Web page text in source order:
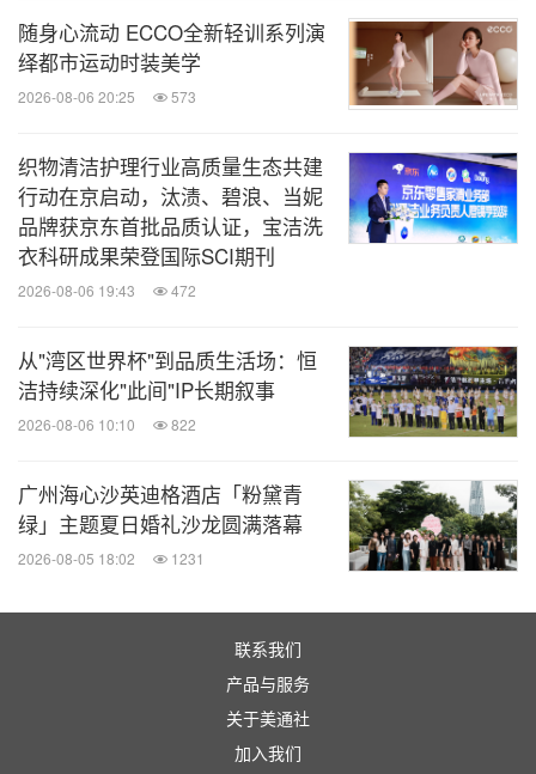
息、企业并购消息。扫描二维码，立即订
阅！
品
零售业
分享到：
随身心流动 ECCO全新轻训系列演
绎都市运动时装美学
2026-08-06 20:25 573
织物清洁护理行业高质量生态共建
行动在京启动，汰渍、碧浪、当妮
品牌获京东首批品质认证，宝洁洗
衣科研成果荣登国际SCI期刊
2026-08-06 19:43 472
从"湾区世界杯"到品质生活场：恒
洁持续深化"此间"IP长期叙事
2026-08-06 10:10 822
广州海心沙英迪格酒店「粉黛青
绿」主题夏日婚礼沙龙圆满落幕
2026-08-05 18:02 1231
联系我们
产品与服务
关于美通社
加入我们